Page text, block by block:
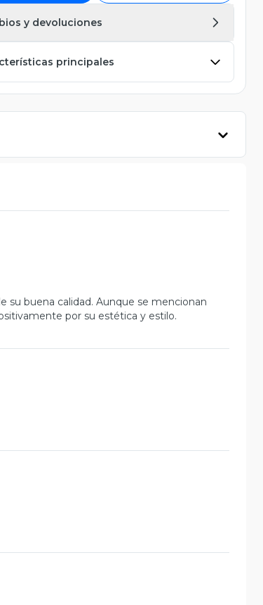
y devoluciones
principales
su buena calidad. Aunque se mencionan
por su estética y estilo.